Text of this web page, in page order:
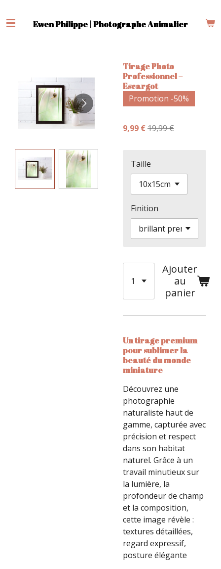
au
Ewen Philippe | Photographe Animalier
Tirage Photo
Professionnel –
Escargot
Promotion -50%
9,99 €19,99 €
Taille
Finition
Ajouter
au
panier
Un tirage premium
pour sublimer la
beauté du monde
miniature
Découvrez une
photographie
naturaliste haut de
gamme, capturée avec
précision et respect
dans son habitat
naturel. Grâce à un
travail minutieux sur
la lumière, la
profondeur de champ
et la composition,
cette image révèle :
textures détaillées,
regard expressif,
posture élégante